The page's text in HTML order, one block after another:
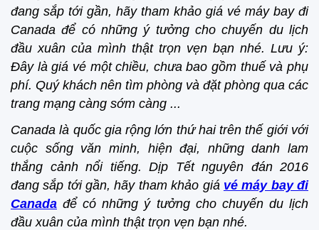
đang sắp tới gần, hãy tham khảo giá vé máy bay đi
Canada để có những ý tưởng cho chuyến du lịch
đầu xuân của mình thật trọn vẹn bạn nhé. Lưu ý:
Đây là giá vé một chiều, chưa bao gồm thuế và phụ
phí. Quý khách nên tìm phòng và đặt phòng qua các
trang mạng càng sớm càng ...
Canada là quốc gia rộng lớn thứ hai trên thế giới với
cuộc sống văn minh, hiện đại, những danh lam
thắng cảnh nổi tiếng. Dịp Tết nguyên đán 2016
đang sắp tới gần, hãy tham khảo giá vé máy bay đi
Canada để có những ý tưởng cho chuyến du lịch
đầu xuân của mình thật trọn vẹn bạn nhé.